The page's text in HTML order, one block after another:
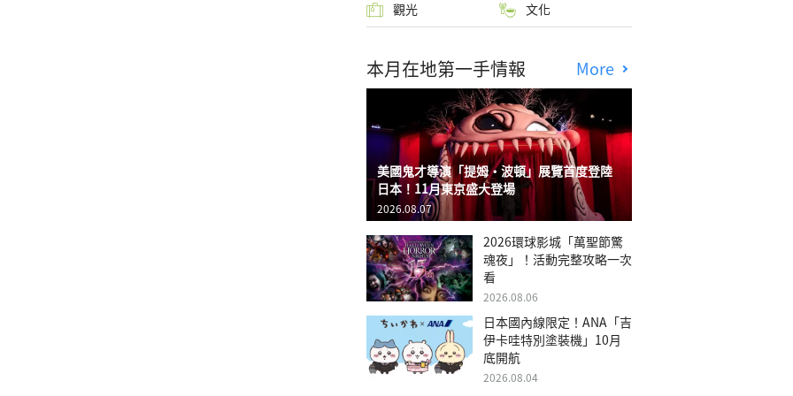
觀光 文化
本月在地第一手情報 More
美國鬼才導演「提姆・波頓」展覽首度登陸
日本！11月東京盛大登場
2026.08.07
2026環球影城「萬聖節驚
魂夜」！活動完整攻略一次
看
2026.08.06
日本國內線限定！ANA「吉
伊卡哇特別塗裝機」10月
底開航
2026.08.04